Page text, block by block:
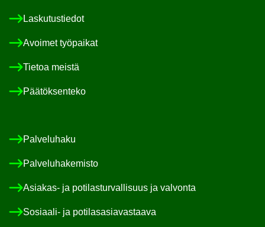
Las­ku­tus­tie­dot
Avoi­met työ­pai­kat
Tie­toa meis­tä
Pää­tök­sen­te­ko
Pal­ve­lu­ha­ku
Pal­ve­lu­ha­ke­mis­to
Asiakas-​ ja po­ti­las­tur­val­li­suus ja val­von­ta
Sosiaali-​ ja po­ti­las­asia­vas­taa­va